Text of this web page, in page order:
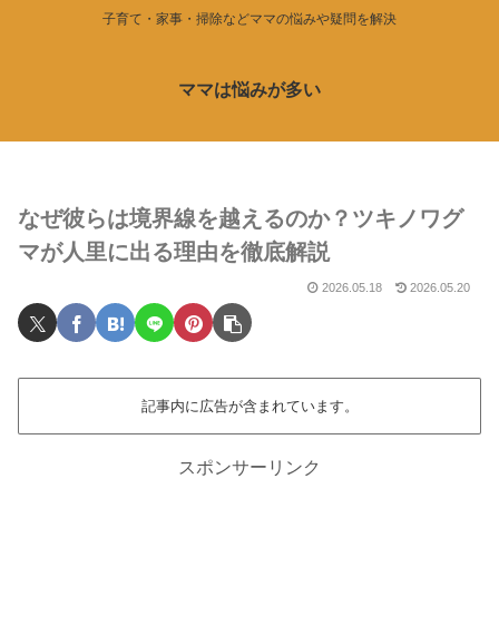
子育て・家事・掃除などママの悩みや疑問を解決
ママは悩みが多い
なぜ彼らは境界線を越えるのか？ツキノワグ
マが人里に出る理由を徹底解説
2026.05.18 2026.05.20
記事内に広告が含まれています。
スポンサーリンク